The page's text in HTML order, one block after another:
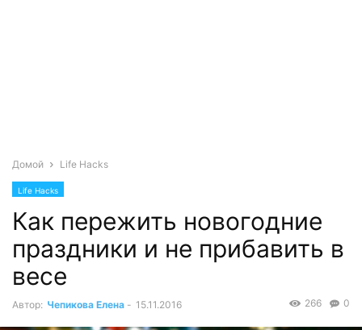
Домой Life Hacks
Life Hacks
Как пережить новогодние
праздники и не прибавить в
весе
Автор: Чепикова Елена - 15.11.2016 0
266